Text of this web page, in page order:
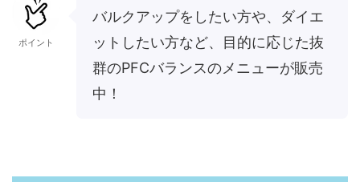
ポイント
バルクアップをしたい方や、ダイエ
ットしたい方など、目的に応じた抜
群のPFCバランスのメニューが販売
中！